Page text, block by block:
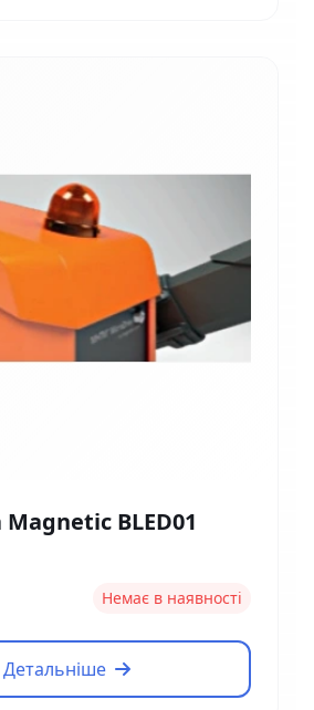
BLED01
Немає в наявності
Детальніше